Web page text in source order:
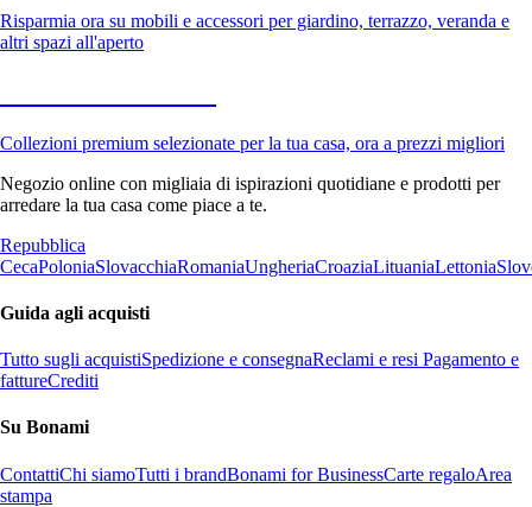
Risparmia ora su mobili e accessori per giardino, terrazzo, veranda e
altri spazi all'aperto
Collezioni premium selezionate per la tua casa, ora a prezzi migliori
Negozio online con migliaia di ispirazioni quotidiane e prodotti per
arredare la tua casa come piace a te.
Repubblica
CecaPoloniaSlovacchiaRomaniaUngheriaCroaziaLituaniaLettonia
Guida agli acquisti
Tutto sugli acquistiSpedizione e consegnaReclami e resi Pagamento e
fattureCrediti
Su Bonami
ContattiChi siamoTutti i brandBonami for BusinessCarte regaloArea
stampa